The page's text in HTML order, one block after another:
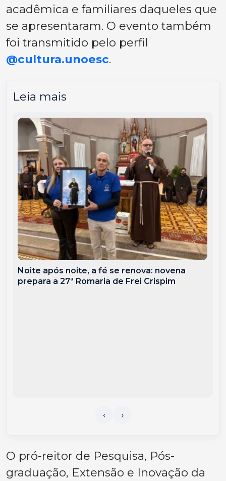
acadêmica e familiares daqueles que
se apresentaram. O evento também
foi transmitido pelo perfil
@cultura.unoesc.
Leia mais
Noite após noite, a fé se renova: novena
prepara a 27ª Romaria de Frei Crispim
O pró-reitor de Pesquisa, Pós-
graduação, Extensão e Inovação da